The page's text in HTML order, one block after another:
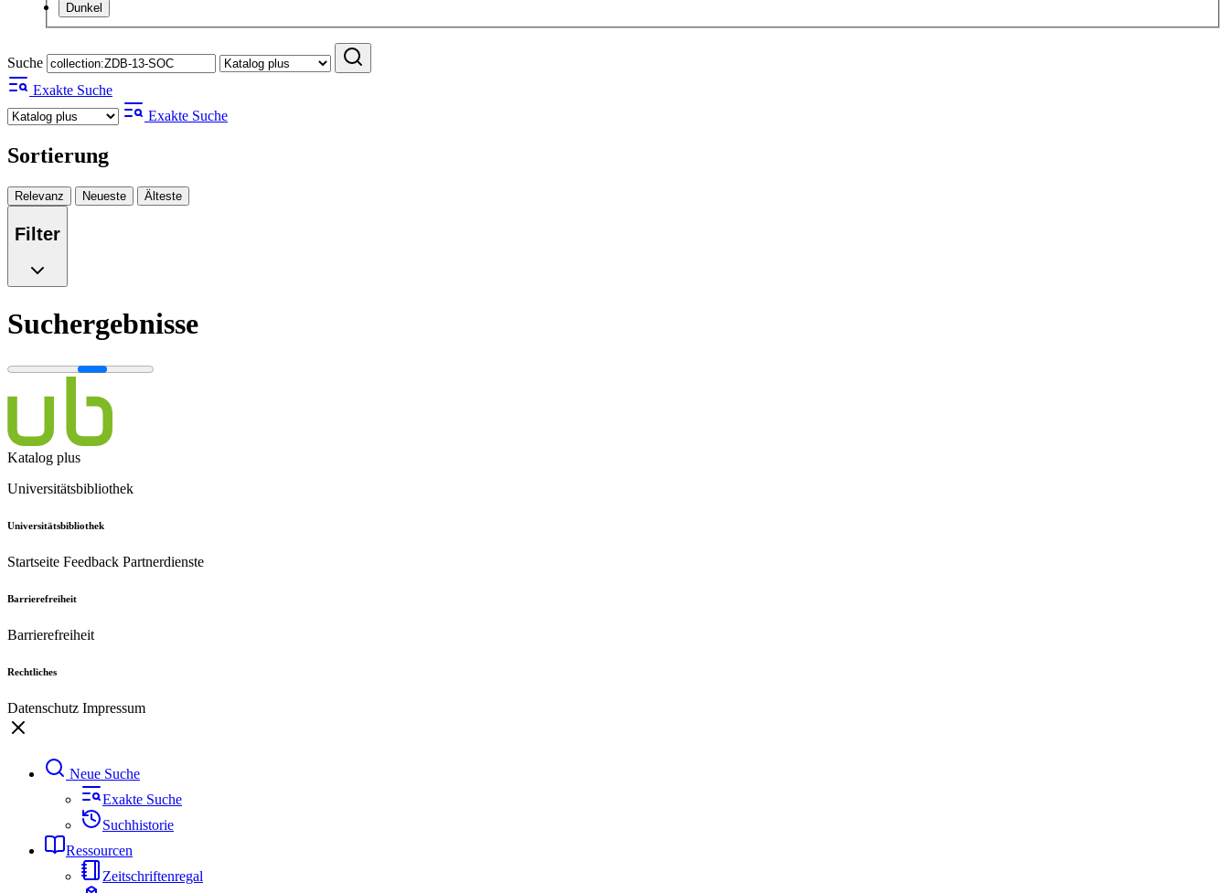
Dunkel
Suche
Exakte Suche
Exakte Suche
Sortierung
Relevanz Neueste Älteste
Filter
Suchergebnisse
Katalog plus
Universitätsbibliothek
Universitätsbibliothek
Startseite Feedback Partnerdienste
Barrierefreiheit
Barrierefreiheit
Rechtliches
Datenschutz Impressum
Neue Suche
Exakte Suche
Suchhistorie
Ressourcen
Zeitschriftenregal